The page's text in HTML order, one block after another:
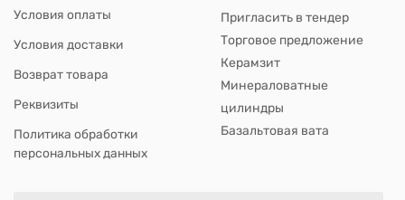
Условия оплаты
Условия доставки
Возврат товара
Реквизиты
Политика обработки
персональных данных
Пригласить в тендер
Торговое предложение
Керамзит
Минераловатные
цилиндры
Базальтовая вата